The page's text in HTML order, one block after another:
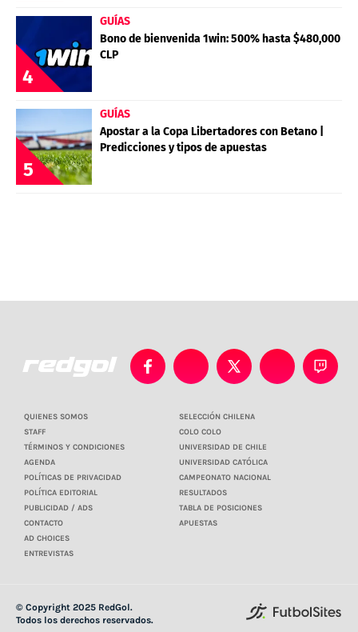
4
GUÍAS
Bono de bienvenida 1win: 500% hasta $480,000
CLP
5
GUÍAS
Apostar a la Copa Libertadores con Betano |
Predicciones y tipos de apuestas
QUIENES SOMOS
STAFF
TÉRMINOS Y CONDICIONES
AGENDA
POLÍTICAS DE PRIVACIDAD
POLÍTICA EDITORIAL
PUBLICIDAD / ADS
CONTACTO
AD CHOICES
ENTREVISTAS
SELECCIÓN CHILENA
COLO COLO
UNIVERSIDAD DE CHILE
UNIVERSIDAD CATÓLICA
CAMPEONATO NACIONAL
RESULTADOS
TABLA DE POSICIONES
APUESTAS
© Copyright 2025 RedGol.
Todos los derechos reservados.